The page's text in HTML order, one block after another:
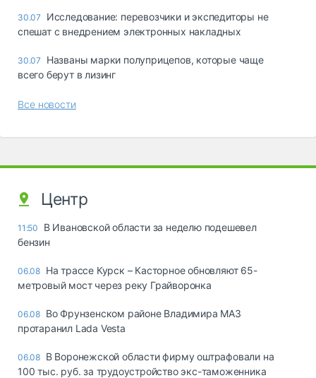
30.07
Исследование: перевозчики и экспедиторы не
спешат с внедрением электронных накладных
30.07
Названы марки полуприцепов, которые чаще
всего берут в лизинг
Все новости
Центр
11:50
В Ивановской области за неделю подешевел
бензин
06.08 На трассе Курск – Касторное обновляют 65-
метровый мост через реку Грайворонка
06.08 Во Фрунзенском районе Владимира МАЗ
протаранил Lada Vesta
06.08 В Воронежской области фирму оштрафовали на
100 тыс. руб. за трудоустройство экс-таможенника